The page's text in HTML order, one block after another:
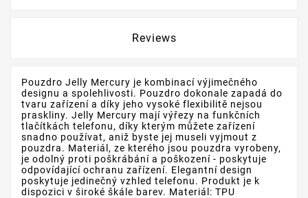
Reviews
Pouzdro Jelly Mercury je kombinací výjimečného
designu a spolehlivosti. Pouzdro dokonale zapadá do
tvaru zařízení a díky jeho vysoké flexibilitě nejsou
praskliny. Jelly Mercury mají výřezy na funkčních
tlačítkách telefonu, díky kterým můžete zařízení
snadno používat, aniž byste jej museli vyjmout z
pouzdra. Materiál, ze kterého jsou pouzdra vyrobeny,
je odolný proti poškrábání a poškození - poskytuje
odpovídající ochranu zařízení. Elegantní design
poskytuje jedinečný vzhled telefonu. Produkt je k
dispozici v široké škále barev. Materiál: TPU